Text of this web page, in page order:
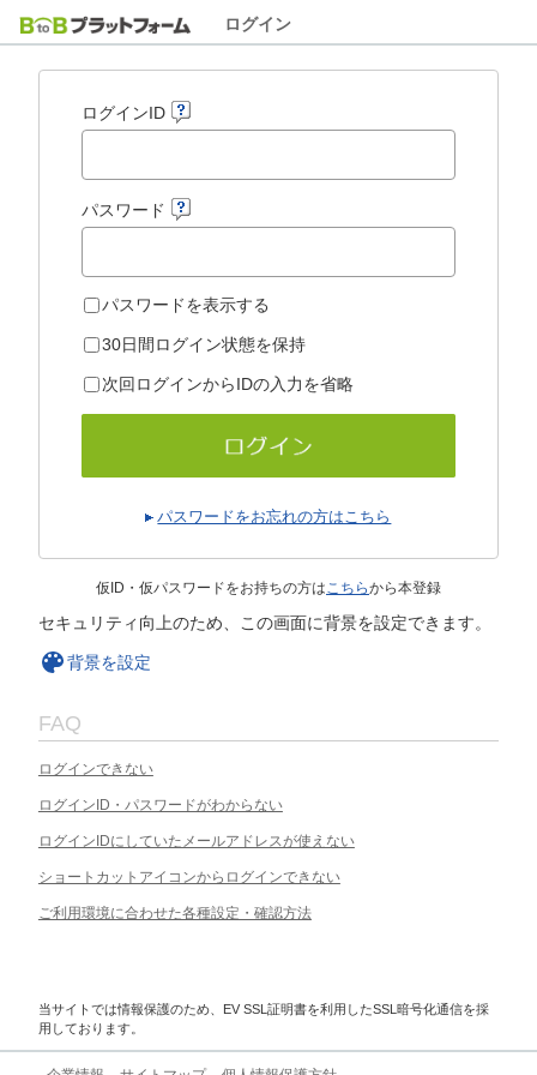
ログイン
ログインID
パスワード
パスワードを表示する
30日間ログイン状態を保持
次回ログインからIDの入力を省略
パスワードをお忘れの方はこちら
仮ID・仮パスワードをお持ちの方はこちらから本登録
セキュリティ向上のため、この画面に背景を設定できます。
背景を設定
FAQ
ログインできない
ログインID・パスワードがわからない
ログインIDにしていたメールアドレスが使えない
ショートカットアイコンからログインできない
ご利用環境に合わせた各種設定・確認方法
当サイトでは情報保護のため、EV SSL証明書を利用したSSL暗号化通信を採
用しております。